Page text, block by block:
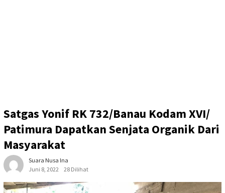
Satgas Yonif RK 732/Banau Kodam XVI/
Patimura Dapatkan Senjata Organik Dari
Masyarakat
Suara Nusa Ina
Juni 8, 2022
28 Dilihat